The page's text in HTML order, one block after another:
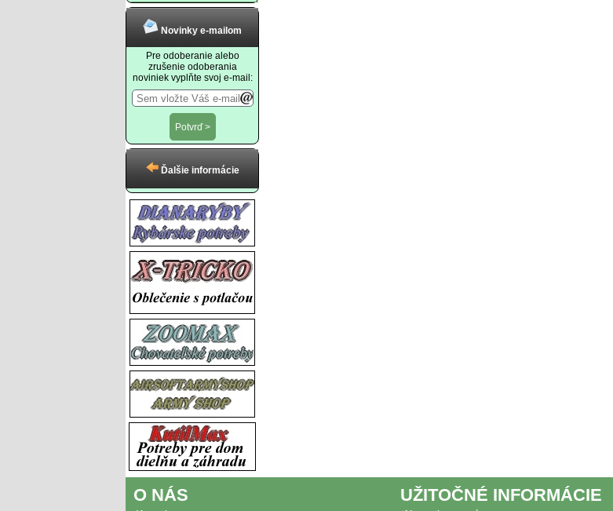
Novinky e-mailom
Pre odoberanie alebo
zrušenie odoberania
noviniek vyplňte svoj e-mail:
Ďalšie informácie
O NÁS UŽITOČNÉ INFORMÁCIE